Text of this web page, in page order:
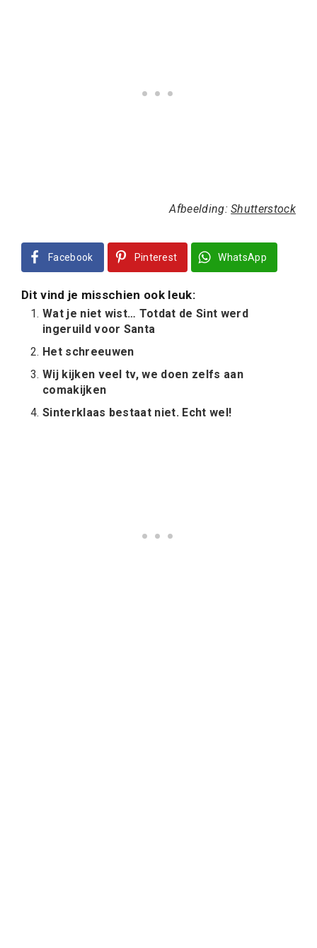
Afbeelding:Shutterstock
Facebook Pinterest WhatsApp
Dit vind je misschien ook leuk:
Wat je niet wist… Totdat de Sint werd
ingeruild voor Santa
Het schreeuwen
Wij kijken veel tv, we doen zelfs aan
comakijken
Sinterklaas bestaat niet. Echt wel!